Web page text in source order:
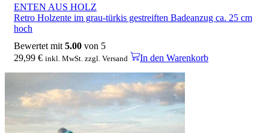
ENTEN AUS HOLZ
Retro Holzente im grau-türkis gestreiften Badeanzug ca. 25 cm
hoch
Bewertet mit 5.00 von 5
29,99 € inkl. MwSt. zzgl. Versand In den Warenkorb